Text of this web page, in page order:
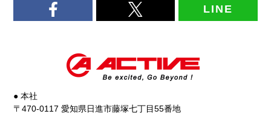
LINE
● 本社
〒470-0117 愛知県日進市藤塚七丁目55番地